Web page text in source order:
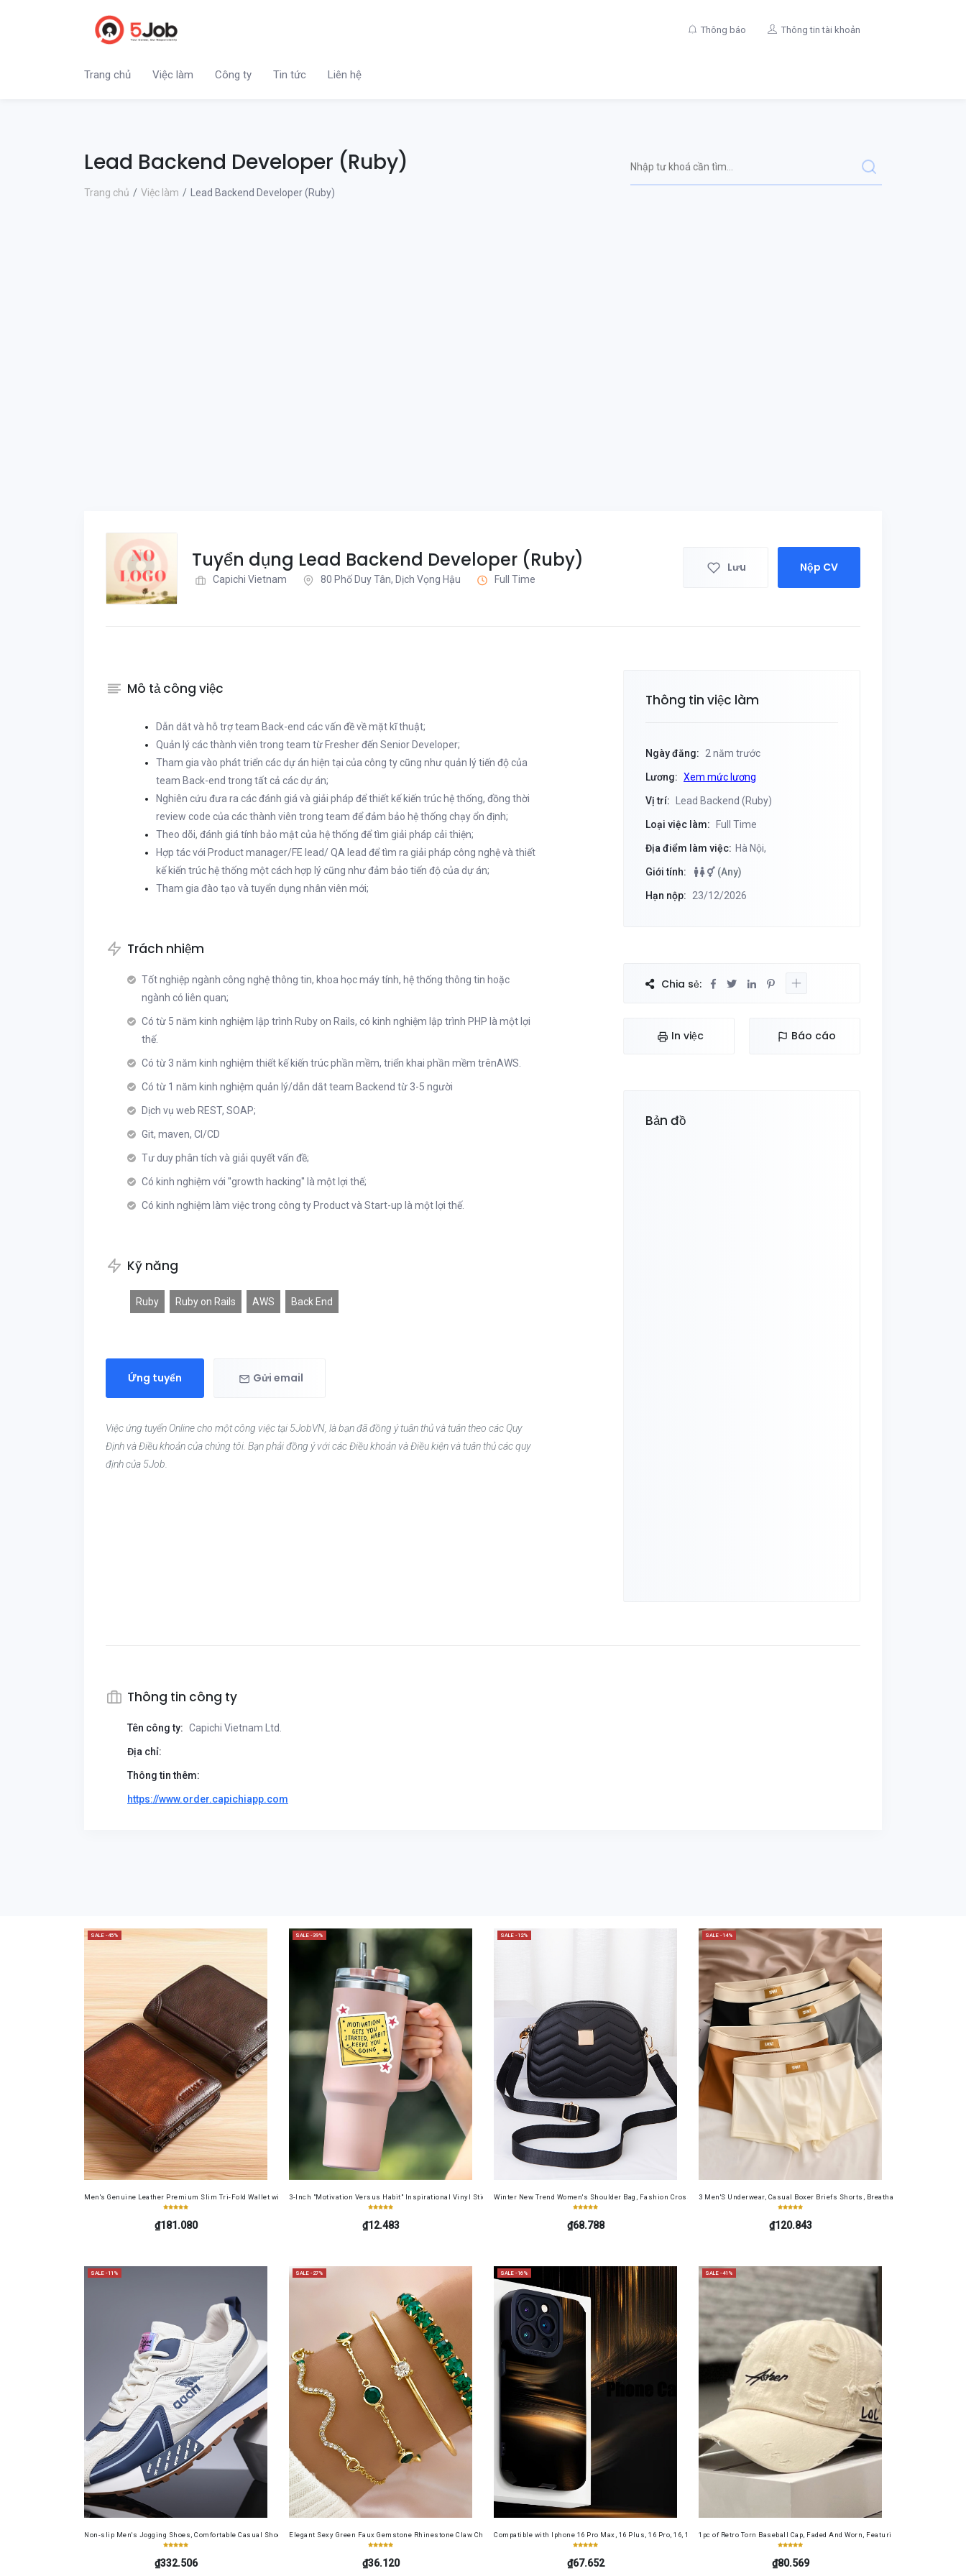
Thông báo Thông tin tài khoản
Trang chủ Việc làm Công ty Tin tức Liên hệ
Lead Backend Developer (Ruby)
Trang chủ Việc làm Lead Backend Developer (Ruby)
Tuyển dụng Lead Backend Developer (Ruby)
Capichi Vietnam 80 Phố Duy Tân, Dịch Vọng Hậu Full Time
Lưu Nộp CV
Mô tả công việc
Dẫn dắt và hỗ trợ team Back-end các vấn đề về mặt kĩ thuật;
Quản lý các thành viên trong team từ Fresher đến Senior Developer;
Tham gia vào phát triển các dự án hiện tại của công ty cũng như quản lý tiến độ của
team Back-end trong tất cả các dự án;
Nghiên cứu đưa ra các đánh giá và giải pháp để thiết kế kiến trúc hệ thống, đồng thời
review code của các thành viên trong team để đảm bảo hệ thống chạy ổn định;
Theo dõi, đánh giá tính bảo mật của hệ thống để tìm giải pháp cải thiện;
Hợp tác với Product manager/FE lead/ QA lead để tìm ra giải pháp công nghệ và thiết
kế kiến trúc hệ thống một cách hợp lý cũng như đảm bảo tiến độ của dự án;
Tham gia đào tạo và tuyển dụng nhân viên mới;
Trách nhiệm
Tốt nghiệp ngành công nghệ thông tin, khoa học máy tính, hệ thống thông tin hoặc
ngành có liên quan;
Có từ 5 năm kinh nghiệm lập trình Ruby on Rails, có kinh nghiệm lập trình PHP là một lợi
thế.
Có từ 3 năm kinh nghiệm thiết kế kiến trúc phần mềm, triển khai phần mềm trênAWS
Có từ 1 năm kinh nghiệm quản lý/dẫn dắt team Backend từ 3-5 người
Dịch vụ web REST, SOAP;
Git, maven, CI/CD
Tư duy phân tích và giải quyết vấn đề;
Có kinh nghiệm với ''growth hacking'' là một lợi thế;
Có kinh nghiệm làm việc trong công ty Product và Start-up là một lợi thế.
Kỹ năng
Ruby Ruby on Rails AWS Back End
Ứng tuyển Gửi email
Việc ứng tuyển Online cho một công việc tại 5JobVN, là bạn đã đồng ý tuân thủ và tuân theo các Quy
Định và Điều khoản của chúng tôi. Bạn phải đồng ý với các Điều khoản và Điều kiện và tuân thủ các quy
định của 5Job.
Thông tin việc làm
Ngày đăng: 2 năm trước
Lương: Xem mức lương
Vị trí: Lead Backend (Ruby)
Loại việc làm: Full Time
Địa điểm làm việc: Hà Nội,
Giới tính: (Any)
Hạn nộp: 23/12/2026
Chia sẻ:
In việc Báo cáo
Bản đồ
Thông tin công ty
Tên công ty: Capichi Vietnam Ltd.
Địa chỉ:
Thông tin thêm:
https://www.order.capichiapp.com
SALE -45%
Men's Genuine Leather Premium Slim Tri-Fold Wallet with Driver's License Card Holder, Top-Grain Cowhide, Large Capacity, RFID Blocking Credit Card Holder, Portable Cash Wallet for Work, Business, Commuting, Office, Anniversary, Couples
₫181.080
SALE -39%
3-Inch "Motivation Versus Habit" Inspirational Vinyl Sticker – Ideal for Laptops, Water Bottles, Journals, And Gym Equipment | Perfect for Fitness Lovers, Self-Care Supporters, And Optimistic
₫12.483
SALE -12%
Winter New Trend Women's Shoulder Bag, Fashion Crossbody Bag for Daily Use, Fits Phone and Cosmetics, Square Bag
₫68.788
SALE -14%
3 Men'S Underwear, Casual Boxer Briefs Shorts, Breathable Comfortable
₫120.843
SALE -11%
Non-slip Men's Jogging Shoes, Comfortable Casual Shoes Suitable for All Seasons, for Outdoor Park Workouts and Gym Activities
₫332.506
SALE -27%
Elegant Sexy Green Faux Gemstone Rhinestone Claw Chain Snake-Shaped Bracelet Open Bangle 4pcs Set
₫36.120
SALE -16%
Compatible with Iphone 16 Pro Max, 16 Plus, 16 Pro, 16, 15 Pro Max, 15 Plus, 15 Pro, 15, 14 Pro Max, 14 Plus, 14 Pro, 14, 13 Pro Max, 13
₫67.652
SALE -41%
1pc of Retro Torn Baseball Cap, Faded And Worn, Featuring Letter
₫80.569